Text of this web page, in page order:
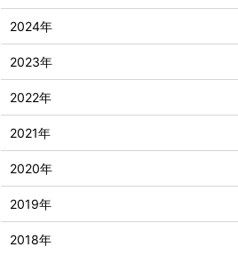
2024年
2023年
2022年
2021年
2020年
2019年
2018年